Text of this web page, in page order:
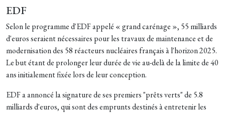
EDF
Selon le programme d'EDF appelé « grand carénage », 55 milliards
d'euros seraient nécessaires pour les travaux de maintenance et de
modernisation des 58 réacteurs nucléaires français à l'horizon 2025.
Le but étant de prolonger leur durée de vie au-delà de la limite de 40
ans initialement fixée lors de leur conception.
EDF a annoncé la signature de ses premiers "prêts verts" de 5.8
milliards d'euros, qui sont des emprunts destinés à entretenir les